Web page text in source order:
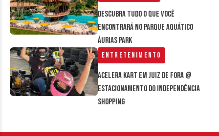
Descubra tudo o que você
encontrará no parque aquático
Áurias Park
Entretenimento
Acelera Kart em Juiz de Fora @
estacionamento do Independência
Shopping